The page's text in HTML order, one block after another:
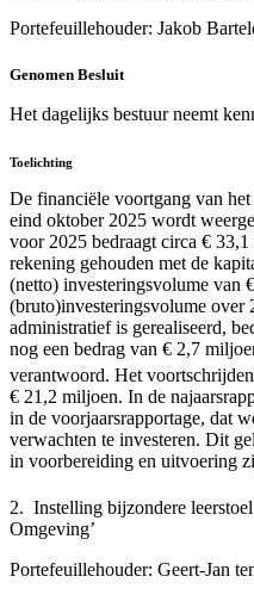
Portefeuillehouder: Jakob
Genomen Besluit
Het dagelijks bestuur neemt
Toelichting
De financiële voortgang van
eind oktober 2025 wordt
voor 2025 bedraagt circa €
rekening gehouden met de
(netto) investeringsvolume van
(bruto)investeringsvolume over
administratief is gerealiseerd,
nog een bedrag van € 2,7
verantwoord. Het
€ 21,2 miljoen. In de
in de voorjaarsrapportage, dat
verwachten te investeren. Dit
in voorbereiding en uitvoering
2. Instelling bijzondere
Omgeving’
Portefeuillehouder: Geert-Jan